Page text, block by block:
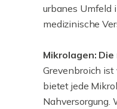
urbanes Umfeld
medizinische
Mikrolagen:
Grevenbroich ist
bietet jede
Nahversorgung.